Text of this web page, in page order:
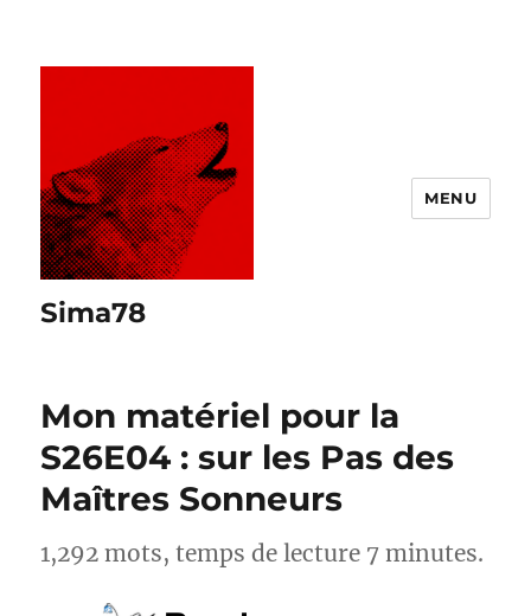
Sima78
MENU
Mon matériel pour la
S26E04 : sur les Pas des
Maîtres Sonneurs
1,292 mots, temps de lecture 7 minutes.